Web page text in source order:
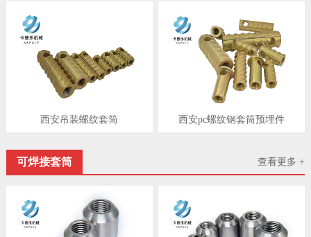
西安吊装螺纹套筒 西安pc螺纹钢套筒预埋件
查看更多 +
可焊接套筒